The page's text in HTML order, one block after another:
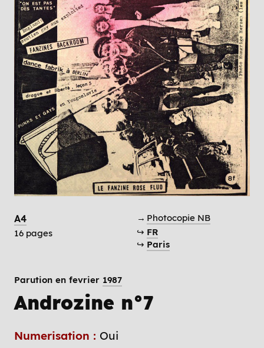
A4
16 pages
→ Photocopie NB
↪ FR
↪ Paris
Parution en fevrier 1987
Androzine n°7
Numerisation : Oui